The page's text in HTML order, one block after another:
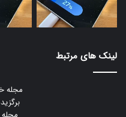
لینک های مرتبط
مجله